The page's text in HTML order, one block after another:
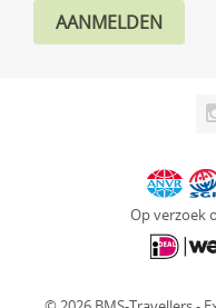
Op verzoek